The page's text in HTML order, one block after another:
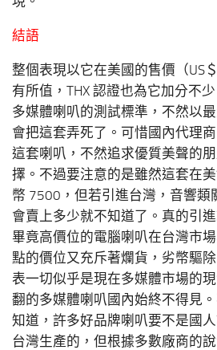
結語
整個表現以它在美國的售價（US
有所值，THX 認證也為它加分不
多媒體喇叭的測試標準，不然以
會把這套弄死了。可惜國內代理
這套喇叭，不然追求優質美聲的
擇。不過要注意的是雖然這套在
幣 7500，但若引進台灣，音響類
會賣上多少就不知道了。真的引
畢竟高價位的電腦喇叭在台灣市
點的價位又充斥著爛貨，劣幣驅
表一切似乎是現在多媒體市場的
翻的多媒體喇叭國內始終不得見
知道，許多好品牌喇叭要不是國
台灣生產的，但根據多數廠商的